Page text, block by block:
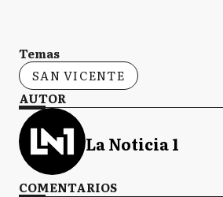
Temas
SAN VICENTE
AUTOR
La Noticia 1
COMENTARIOS